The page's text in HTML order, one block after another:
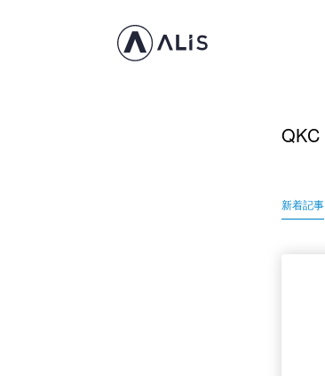
QKC
新着記事